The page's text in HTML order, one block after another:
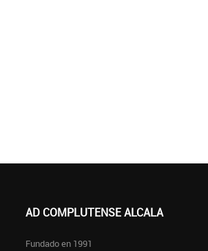
AD COMPLUTENSE ALCALA
Fundado en 1991